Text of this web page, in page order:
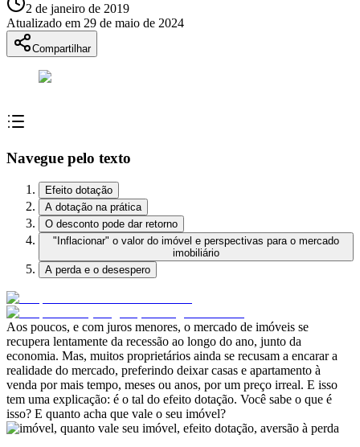
2 de janeiro de 2019
Atualizado em 29 de maio de 2024
Compartilhar
Navegue pelo texto
Efeito dotação
A dotação na prática
O desconto pode dar retorno
"Inflacionar" o valor do imóvel e perspectivas para o mercado
imobiliário
A perda e o desespero
Aos poucos, e com juros menores, o mercado de imóveis se
recupera lentamente da recessão ao longo do ano, junto da
economia. Mas, muitos proprietários ainda se recusam a encarar a
realidade do mercado, preferindo deixar casas e apartamento à
venda por mais tempo, meses ou anos, por um preço irreal. E isso
tem uma explicação: é o tal do efeito dotação. Você sabe o que é
isso? E quanto acha que vale o seu imóvel?